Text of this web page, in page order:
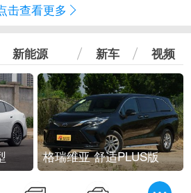
击查看更多
新能源 新车 视频
格瑞维亚 舒适PLUS版